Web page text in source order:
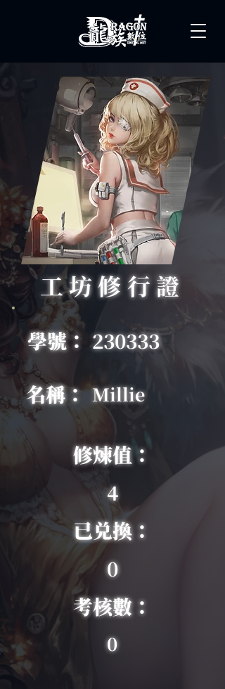
學號： 230333
名稱： Millie
修煉值：
4
已兑換：
0
考核數：
0
工坊修行證